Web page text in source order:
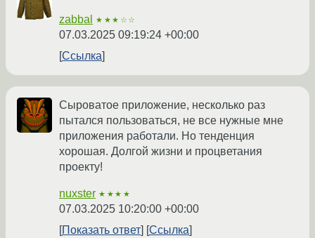
zabbal ★★★☆☆
07.03.2025 09:19:24 +00:00
Ссылка
Сыроватое приложение, несколько раз
пытался пользоваться, не все нужные мне
приложения работали. Но тенденция
хорошая. Долгой жизни и процветания
проекту!
nuxster ★★★★
07.03.2025 10:20:00 +00:00
Показать ответ
Ссылка